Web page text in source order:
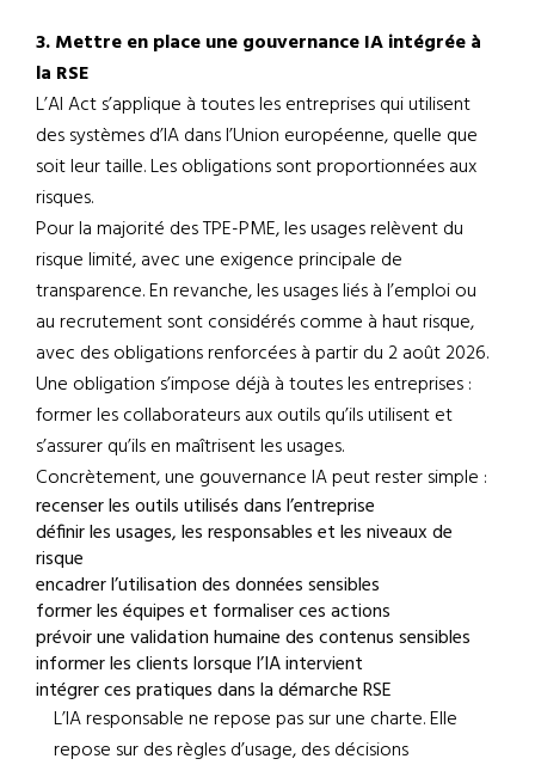
3. Mettre en place une gouvernance IA intégrée à
la RSE
L’AI Act s’applique à toutes les entreprises qui utilisent
des systèmes d’IA dans l’Union européenne, quelle que
soit leur taille. Les obligations sont proportionnées aux
risques.
Pour la majorité des TPE-PME, les usages relèvent du
risque limité, avec une exigence principale de
transparence. En revanche, les usages liés à l’emploi ou
au recrutement sont considérés comme à haut risque,
avec des obligations renforcées à partir du 2 août 2026.
Une obligation s’impose déjà à toutes les entreprises :
former les collaborateurs aux outils qu’ils utilisent et
s’assurer qu’ils en maîtrisent les usages.
Concrètement, une gouvernance IA peut rester simple :
recenser les outils utilisés dans l’entreprise
définir les usages, les responsables et les niveaux de
risque
encadrer l’utilisation des données sensibles
former les équipes et formaliser ces actions
prévoir une validation humaine des contenus sensibles
informer les clients lorsque l’IA intervient
intégrer ces pratiques dans la démarche RSE
L’IA responsable ne repose pas sur une charte. Elle
repose sur des règles d’usage, des décisions